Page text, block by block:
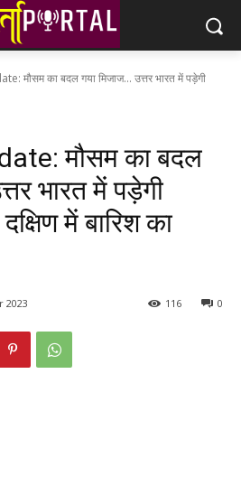
मौसम का बदल गया मिजाज... उत्तर भारत में पड़ेगी
मौसम का बदल
भारत में पड़ेगी
में बारिश का
2023 0
116